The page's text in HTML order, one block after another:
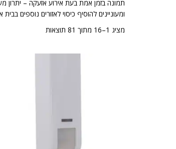
ומעוניינים להוסיף כיסוי לאזורים נוספים
מציג 1–16 מתוך 81 תוצאות